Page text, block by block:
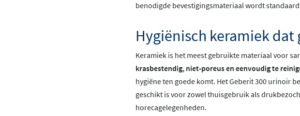
benodigde bevestigingsmateriaal wordt
Hygiënisch keramiek
Keramiek is het meest gebruikte materiaal voor
krasbestendig, niet-poreus en eenvoudig te
hygiëne ten goede komt. Het Geberit 300 urinoir
geschikt is voor zowel thuisgebruik als
horecagelegenheden.